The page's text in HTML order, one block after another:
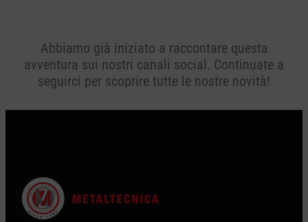
Abbiamo già iniziato a raccontare questa
avventura sui nostri canali social. Continuate a
seguirci per scoprire tutte le nostre novità!